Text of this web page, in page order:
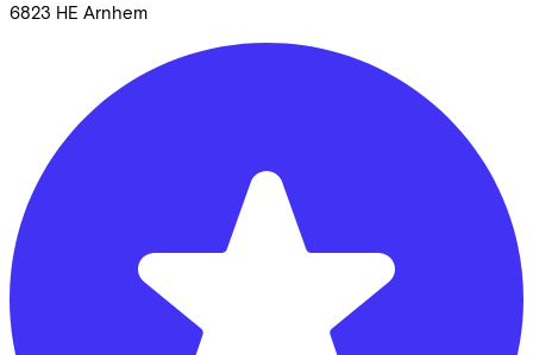
6823 HE Arnhem